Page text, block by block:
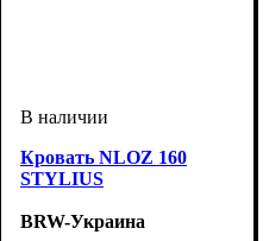
Кровать NLOZ 160
STYLIUS
BRW-Украина